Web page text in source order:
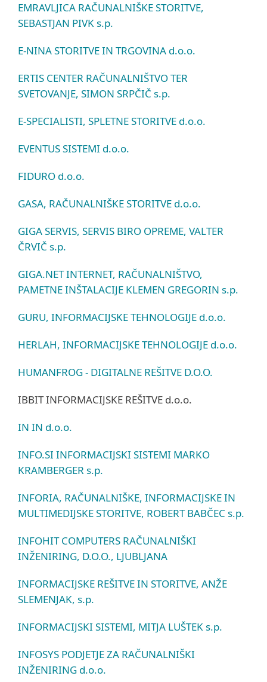
EMRAVLJICA RAČUNALNIŠKE STORITVE,
SEBASTJAN PIVK s.p.
E-NINA STORITVE IN TRGOVINA d.o.o.
ERTIS CENTER RAČUNALNIŠTVO TER
SVETOVANJE, SIMON SRPČIČ s.p.
E-SPECIALISTI, SPLETNE STORITVE d.o.o.
EVENTUS SISTEMI d.o.o.
FIDURO d.o.o.
GASA, RAČUNALNIŠKE STORITVE d.o.o.
GIGA SERVIS, SERVIS BIRO OPREME, VALTER
ČRVIČ s.p.
GIGA.NET INTERNET, RAČUNALNIŠTVO,
PAMETNE INŠTALACIJE KLEMEN GREGORIN s.p.
GURU, INFORMACIJSKE TEHNOLOGIJE d.o.o.
HERLAH, INFORMACIJSKE TEHNOLOGIJE d.o.o.
HUMANFROG - DIGITALNE REŠITVE D.O.O.
IBBIT INFORMACIJSKE REŠITVE d.o.o.
IN IN d.o.o.
INFO.SI INFORMACIJSKI SISTEMI MARKO
KRAMBERGER s.p.
INFORIA, RAČUNALNIŠKE, INFORMACIJSKE IN
MULTIMEDIJSKE STORITVE, ROBERT BABČEC s.p.
INFOHIT COMPUTERS RAČUNALNIŠKI
INŽENIRING, D.O.O., LJUBLJANA
INFORMACIJSKE REŠITVE IN STORITVE, ANŽE
SLEMENJAK, s.p.
INFORMACIJSKI SISTEMI, MITJA LUŠTEK s.p.
INFOSYS PODJETJE ZA RAČUNALNIŠKI
INŽENIRING d.o.o.